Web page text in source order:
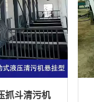
抓斗清污机